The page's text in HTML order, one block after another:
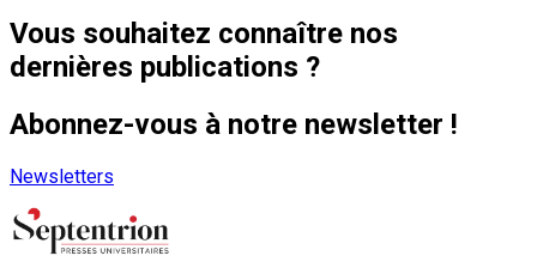
Vous souhaitez connaître nos
dernières publications ?
Abonnez-vous à notre newsletter !
Newsletters